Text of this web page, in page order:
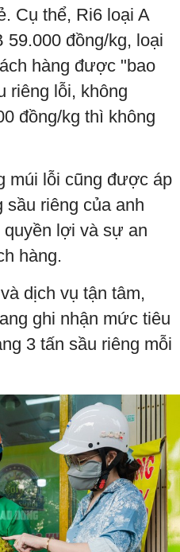
Cụ thể, Ri6 loại A
59.000 đồng/kg, loại
hàng được "bao
riêng lỗi, không
đồng/kg thì không
múi lỗi cũng được áp
sầu riêng của anh
quyền lợi và sự an
hàng.
dịch vụ tận tâm,
ghi nhận mức tiêu
3 tấn sầu riêng mỗi